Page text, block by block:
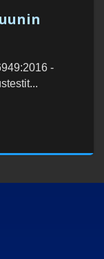
-